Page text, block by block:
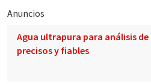
Anuncios
Agua ultrapura para análisis
precisos y fiables